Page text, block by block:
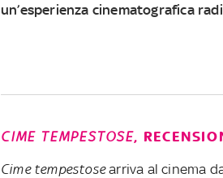
un’esperienza cinematografica
CIME TEMPESTOSE,
Cime tempestosearriva al cinema